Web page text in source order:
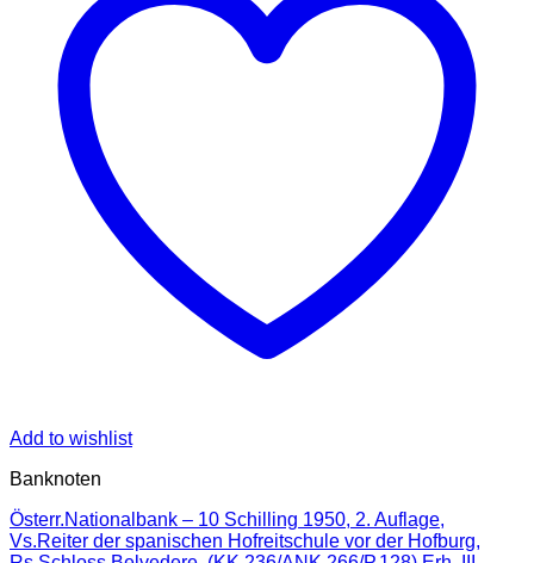
Add to wishlist
Banknoten
Österr.Nationalbank – 10 Schilling 1950, 2. Auflage,
Vs.Reiter der spanischen Hofreitschule vor der Hofburg,